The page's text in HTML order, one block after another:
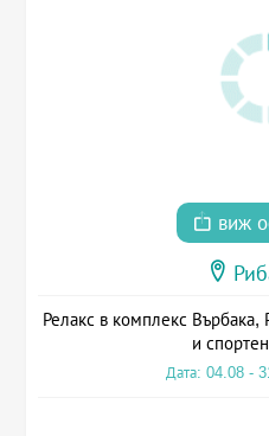
виж
Релакс в комплекс Върбака,
и
Дата: 04.08 -